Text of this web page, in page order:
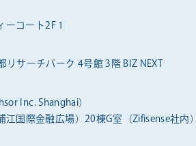
コート2F 1
サーチパーク 4号館 3階 BIZ NEXT
Inc. Shanghai）
国際金融広場）20棟G室（Zifisense社内）